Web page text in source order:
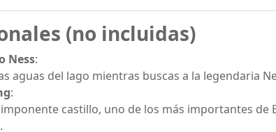
(no incluidas)
Ness:
aguas del lago mientras buscas a la legendaria
:
castillo, uno de los más importantes de